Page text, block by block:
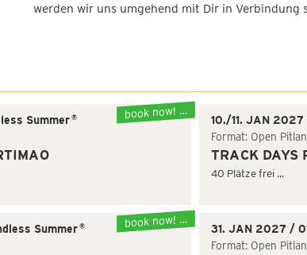
werden wir uns umgehend mit Dir in Verbindung
book now! …
Summer ® 10./11. JAN 2027
Format: Open
TRACK DAYS
40 Plätze frei ...
book now! …
Summer ® 31. JAN 2027 /
Format: Open